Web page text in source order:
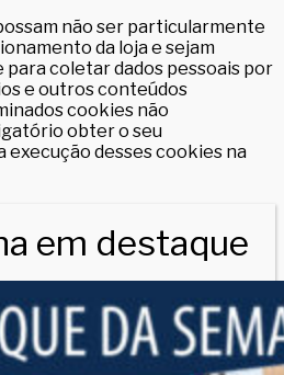
não ser particularmente
da loja e sejam
coletar dados pessoais por
e outros conteúdos
cookies não
obter o seu
desses cookies na
em destaque